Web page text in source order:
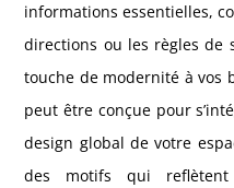
informations essentielles,
directions ou les règles de
touche de modernité à vos
peut être conçue pour
design global de votre
des motifs qui